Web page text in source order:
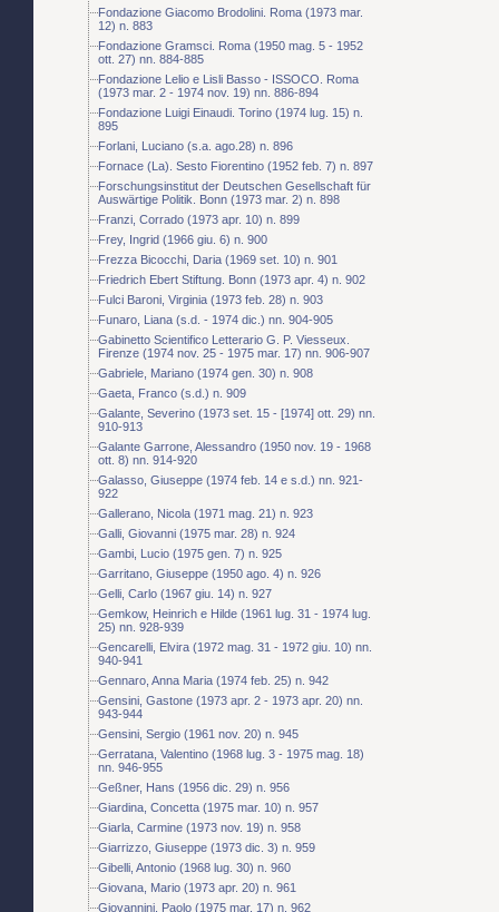
Fondazione Giacomo Brodolini. Roma (1973 mar.
12) n. 883
Fondazione Gramsci. Roma (1950 mag. 5 - 1952
ott. 27) nn. 884-885
Fondazione Lelio e Lisli Basso - ISSOCO. Roma
(1973 mar. 2 - 1974 nov. 19) nn. 886-894
Fondazione Luigi Einaudi. Torino (1974 lug. 15) n.
895
Forlani, Luciano (s.a. ago.28) n. 896
Fornace (La). Sesto Fiorentino (1952 feb. 7) n. 897
Forschungsinstitut der Deutschen Gesellschaft für
Auswärtige Politik. Bonn (1973 mar. 2) n. 898
Franzi, Corrado (1973 apr. 10) n. 899
Frey, Ingrid (1966 giu. 6) n. 900
Frezza Bicocchi, Daria (1969 set. 10) n. 901
Friedrich Ebert Stiftung. Bonn (1973 apr. 4) n. 902
Fulci Baroni, Virginia (1973 feb. 28) n. 903
Funaro, Liana (s.d. - 1974 dic.) nn. 904-905
Gabinetto Scientifico Letterario G. P. Viesseux.
Firenze (1974 nov. 25 - 1975 mar. 17) nn. 906-907
Gabriele, Mariano (1974 gen. 30) n. 908
Gaeta, Franco (s.d.) n. 909
Galante, Severino (1973 set. 15 - [1974] ott. 29) nn.
910-913
Galante Garrone, Alessandro (1950 nov. 19 - 1968
ott. 8) nn. 914-920
Galasso, Giuseppe (1974 feb. 14 e s.d.) nn. 921-
922
Gallerano, Nicola (1971 mag. 21) n. 923
Galli, Giovanni (1975 mar. 28) n. 924
Gambi, Lucio (1975 gen. 7) n. 925
Garritano, Giuseppe (1950 ago. 4) n. 926
Gelli, Carlo (1967 giu. 14) n. 927
Gemkow, Heinrich e Hilde (1961 lug. 31 - 1974 lug.
25) nn. 928-939
Gencarelli, Elvira (1972 mag. 31 - 1972 giu. 10) nn.
940-941
Gennaro, Anna Maria (1974 feb. 25) n. 942
Gensini, Gastone (1973 apr. 2 - 1973 apr. 20) nn.
943-944
Gensini, Sergio (1961 nov. 20) n. 945
Gerratana, Valentino (1968 lug. 3 - 1975 mag. 18)
nn. 946-955
Geßner, Hans (1956 dic. 29) n. 956
Giardina, Concetta (1975 mar. 10) n. 957
Giarla, Carmine (1973 nov. 19) n. 958
Giarrizzo, Giuseppe (1973 dic. 3) n. 959
Gibelli, Antonio (1968 lug. 30) n. 960
Giovana, Mario (1973 apr. 20) n. 961
Giovannini, Paolo (1975 mar. 17) n. 962